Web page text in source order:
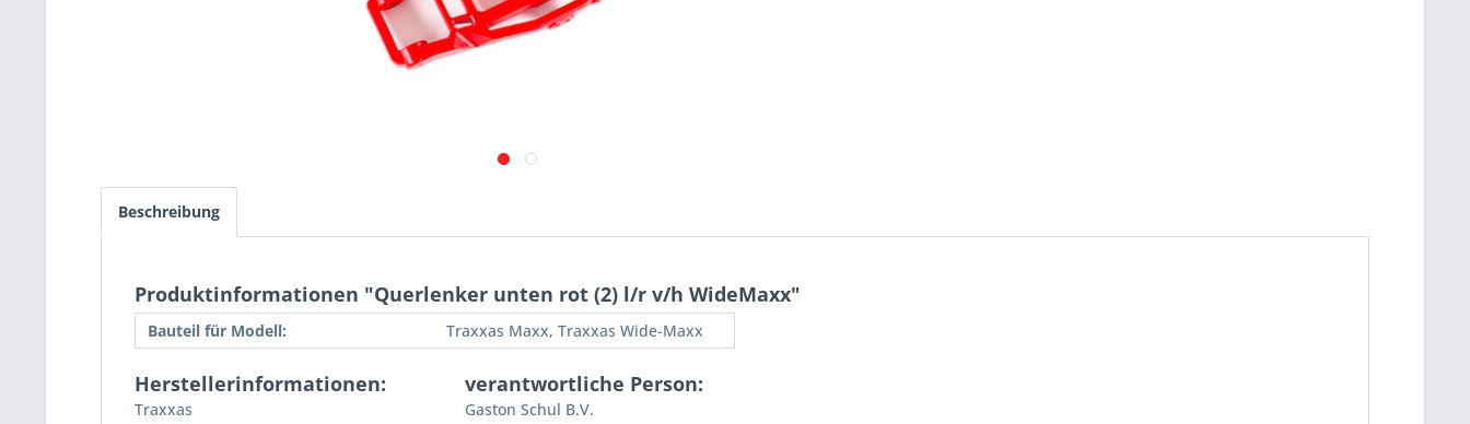
Beschreibung
Produktinformationen "Querlenker unten rot (2) l/r v/h WideMaxx"
Bauteil für Modell: Traxxas Maxx, Traxxas Wide-Maxx
Herstellerinformationen:
Traxxas
verantwortliche Person:
Gaston Schul B.V.